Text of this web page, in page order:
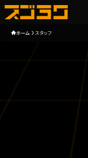
ホーム スタッフ